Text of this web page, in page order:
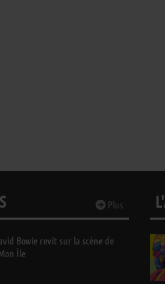
Plus
Bowie revit sur la scène de
Île